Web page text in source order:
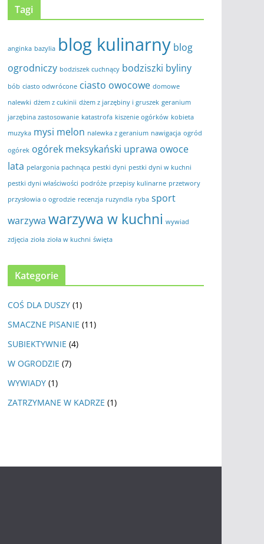
Tagi
anginka bazylia blog kulinarny blog
ogrodniczy bodziszek cuchnący bodziszki byliny
bób ciasto odwrócone ciasto owocowe domowe
nalewki dżem z cukinii dżem z jarzębiny i gruszek geranium
jarzębina zastosowanie katastrofa kiszenie ogórków kobieta
muzyka mysi melon nalewka z geranium nawigacja ogród
ogórek ogórek meksykański uprawa owoce
lata pelargonia pachnąca pestki dyni pestki dyni w kuchni
pestki dyni właściwości podróże przepisy kulinarne przetwory
przysłowia o ogrodzie recenzja ruzyndla ryba sport
warzywa warzywa w kuchni wywiad
zdjęcia zioła zioła w kuchni święta
Kategorie
COŚ DLA DUSZY (1)
SMACZNE PISANIE (11)
SUBIEKTYWNIE (4)
W OGRODZIE (7)
WYWIADY (1)
ZATRZYMANE W KADRZE (1)